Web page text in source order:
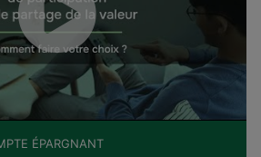
ÉPARGNANT